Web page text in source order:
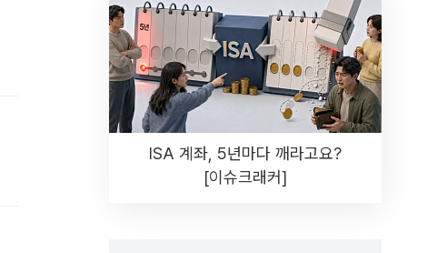
ISA 계좌, 5년마다 깨라고요?
[이슈크래커]